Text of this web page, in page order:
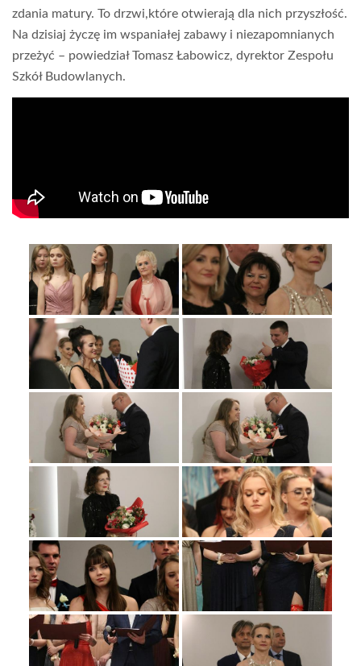
zdania matury. To drzwi,które otwierają dla nich przyszłość.
Na dzisiaj życzę im wspaniałej zabawy i niezapomnianych
przeżyć – powiedział Tomasz Łabowicz, dyrektor Zespołu
Szkół Budowlanych.